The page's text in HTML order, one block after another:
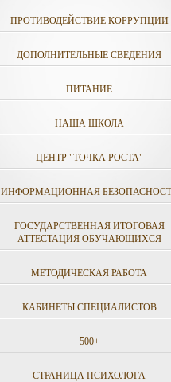
ПРОТИВОДЕЙСТВИЕ КОРРУПЦИИ
ДОПОЛНИТЕЛЬНЫЕ СВЕДЕНИЯ
ПИТАНИЕ
НАША ШКОЛА
ЦЕНТР "ТОЧКА РОСТА"
ИНФОРМАЦИОННАЯ
ГОСУДАРСТВЕННАЯ ИТОГОВАЯ
АТТЕСТАЦИЯ ОБУЧАЮЩИХСЯ
МЕТОДИЧЕСКАЯ РАБОТА
КАБИНЕТЫ СПЕЦИАЛИСТОВ
500+
СТРАНИЦА ПСИХОЛОГА